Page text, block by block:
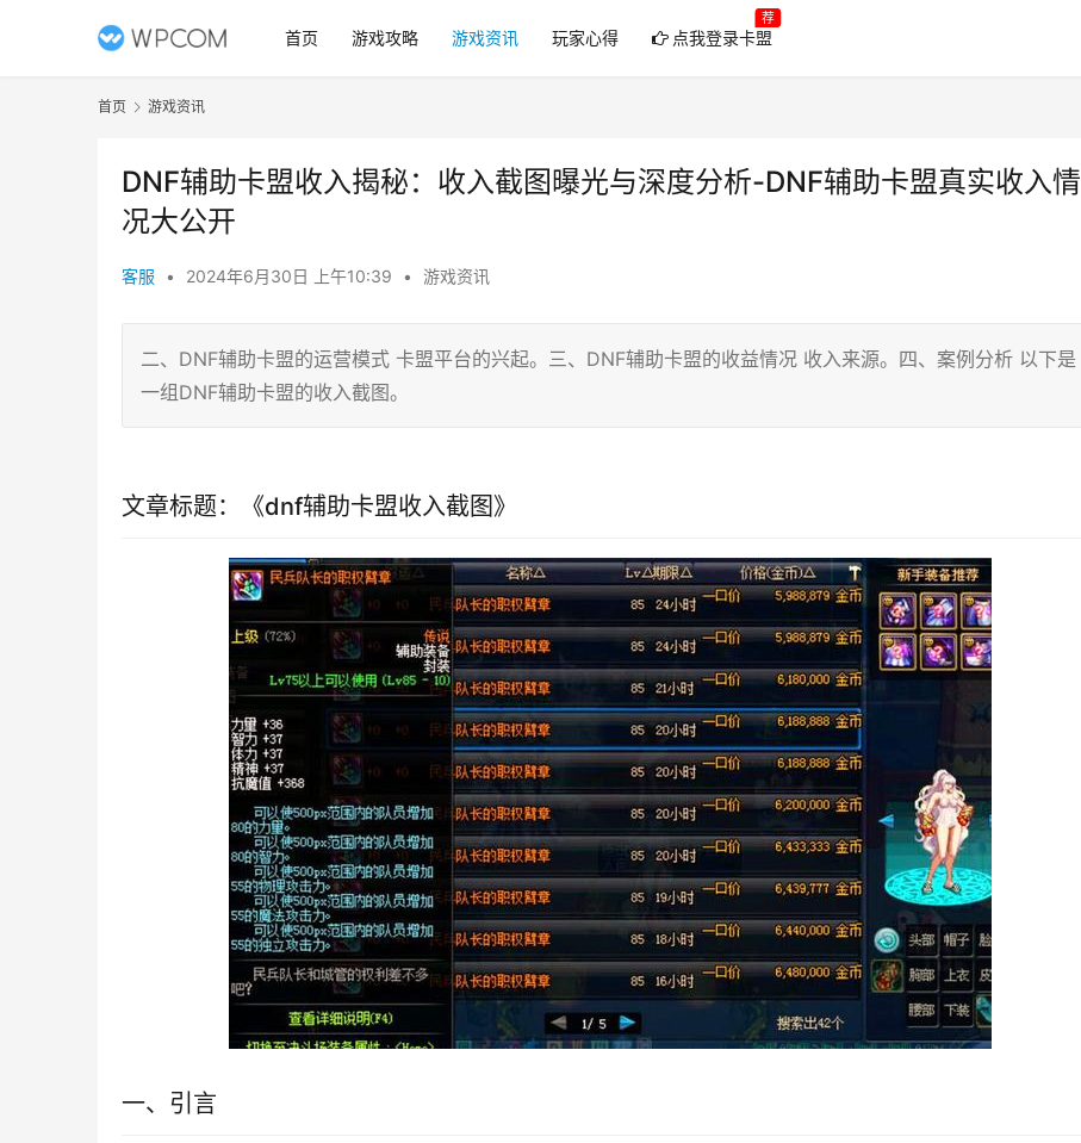
首页 游戏攻略 游戏资讯 玩家心得 点我登录卡盟
荐
首页 游戏资讯
DNF辅助卡盟收入揭秘：收入截图曝光与深度分析-DNF辅助卡盟真实收入情
况大公开
客服 • 2024年6月30日 上午10:39 • 游戏资讯
二、DNF辅助卡盟的运营模式 卡盟平台的兴起。三、DNF辅助卡盟的收益情况 收入来源。四、案例分析 以下是
一组DNF辅助卡盟的收入截图。
文章标题：《dnf辅助卡盟收入截图》
一、引言